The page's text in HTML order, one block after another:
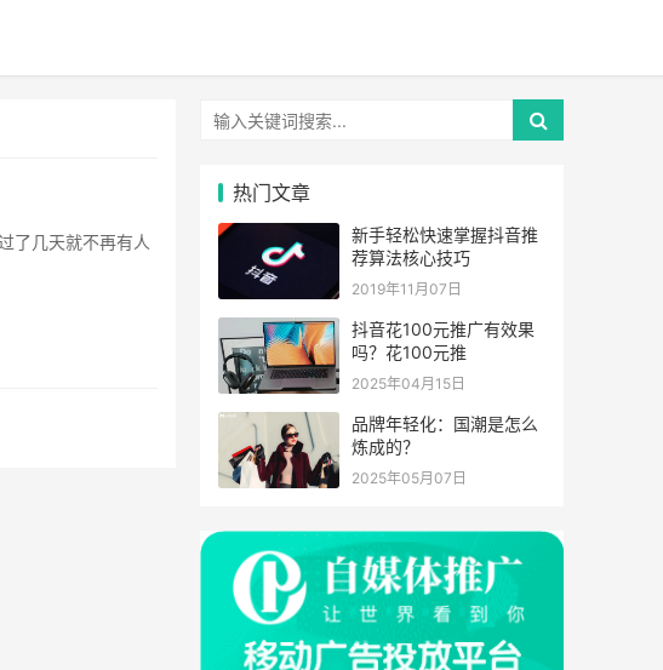
热门文章
新手轻松快速掌握抖音推
荐算法核心技巧
2019年11月07日
抖音花100元推广有效果
吗？花100元推
2025年04月15日
品牌年轻化：国潮是怎么
炼成的？
2025年05月07日